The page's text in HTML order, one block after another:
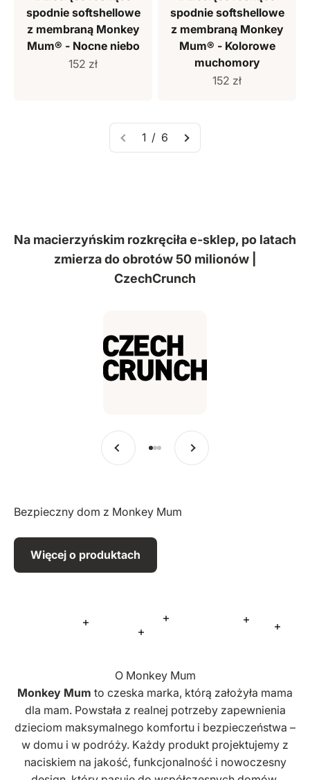
spodnie softshellowe
z membraną Monkey
Mum® - Nocne niebo
Cena sprzedaży
152 zł
spodnie softshellowe
z membraną Monkey
Mum® - Kolorowe
muchomory
Cena sprzedaży
152 zł
1 / 6
Na macierzyńskim rozkręciła e-sklep, po latach
zmierza do obrotów 50 milionów |
CzechCrunch
Poprzedni
Przejdź do pozycji 1
Przejdź do pozycji 2
Przejdź do pozycji 3
Bezpieczny dom z Monkey Mum
Więcej o produktach
Więcej
Więcej informacji Więcej informacji
O Monkey Mum
Monkey Mum to czeska marka, którą założyła mama
dla mam. Powstała z realnej potrzeby zapewnienia
dzieciom maksymalnego komfortu i bezpieczeństwa –
w domu i w podróży. Każdy produkt projektujemy z
naciskiem na jakość, funkcjonalność i nowoczesny